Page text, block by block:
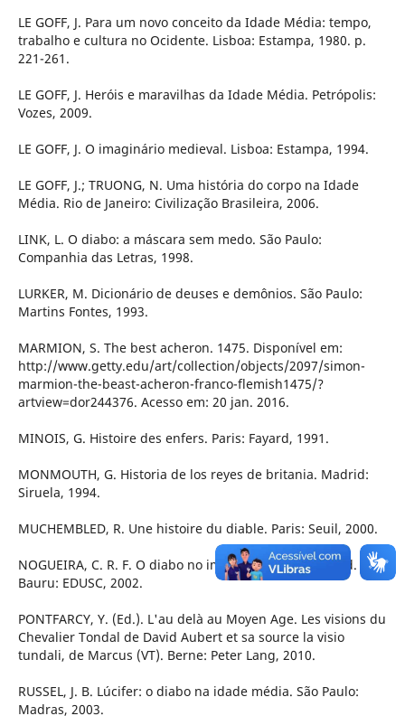
LE GOFF, J. Para um novo conceito da Idade Média: tempo,
trabalho e cultura no Ocidente. Lisboa: Estampa, 1980. p.
221-261.
LE GOFF, J. Heróis e maravilhas da Idade Média. Petrópolis:
Vozes, 2009.
LE GOFF, J. O imaginário medieval. Lisboa: Estampa, 1994.
LE GOFF, J.; TRUONG, N. Uma história do corpo na Idade
Média. Rio de Janeiro: Civilização Brasileira, 2006.
LINK, L. O diabo: a máscara sem medo. São Paulo:
Companhia das Letras, 1998.
LURKER, M. Dicionário de deuses e demônios. São Paulo:
Martins Fontes, 1993.
MARMION, S. The best acheron. 1475. Disponível em:
http://www.getty.edu/art/collection/objects/2097/simon-
marmion-the-beast-acheron-franco-flemish1475/?
artview=dor244376. Acesso em: 20 jan. 2016.
MINOIS, G. Histoire des enfers. Paris: Fayard, 1991.
MONMOUTH, G. Historia de los reyes de britania. Madrid:
Siruela, 1994.
MUCHEMBLED, R. Une histoire du diable. Paris: Seuil, 2000.
NOGUEIRA, C. R. F. O diabo no imaginário cristão. 2. ed.
Bauru: EDUSC, 2002.
PONTFARCY, Y. (Ed.). L'au delà au Moyen Age. Les visions du
Chevalier Tondal de David Aubert et sa source la visio
tundali, de Marcus (VT). Berne: Peter Lang, 2010.
RUSSEL, J. B. Lúcifer: o diabo na idade média. São Paulo:
Madras, 2003.